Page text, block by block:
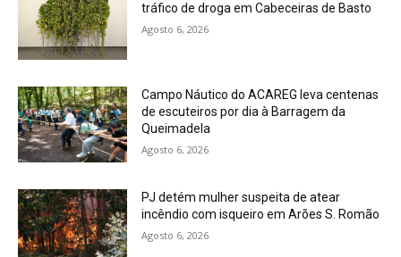
tráfico de droga em Cabeceiras de Basto
Agosto 6, 2026
Campo Náutico do ACAREG leva centenas
de escuteiros por dia à Barragem da
Queimadela
Agosto 6, 2026
PJ detém mulher suspeita de atear
incêndio com isqueiro em Arões S. Romão
Agosto 6, 2026